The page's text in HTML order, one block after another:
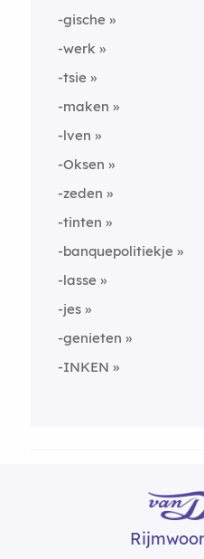
-gische
-werk
-tsie
-maken
-lven
-Oksen
-zeden
-tinten
-banquepolitiekje
-lasse
-jes
-genieten
-INKEN